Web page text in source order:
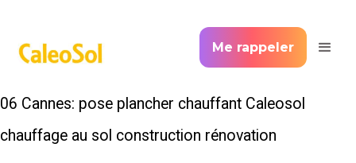
Me rappeler
06 Cannes: pose plancher chauffant Caleosol
chauffage au sol construction rénovation